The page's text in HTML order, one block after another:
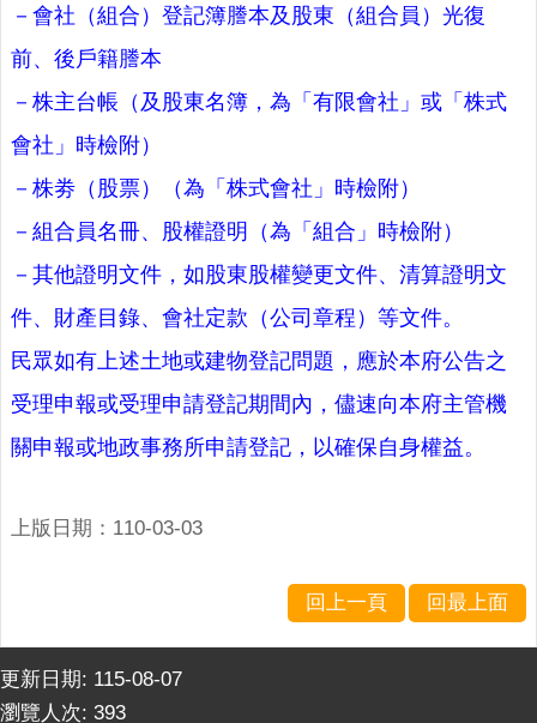
－會社（組合）登記簿謄本及股東（組合員）光復
前、後戶籍謄本
－株主台帳（及股東名簿，為「有限會社」或「株式
會社」時檢附）
－株劵（股票）（為「株式會社」時檢附）
－組合員名冊、股權證明（為「組合」時檢附）
－其他證明文件，如股東股權變更文件、清算證明文
件、財產目錄、會社定款（公司章程）等文件。
民眾如有上述土地或建物登記問題，應於本府公告之
受理申報或受理申請登記期間內，儘速向本府主管機
關申報或地政事務所申請登記，以確保自身權益。
上版日期：110-03-03
回上一頁 回最上面
更新日期: 115-08-07
瀏覽人次: 393